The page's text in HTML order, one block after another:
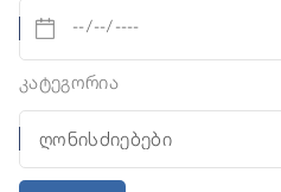
კატეგორია